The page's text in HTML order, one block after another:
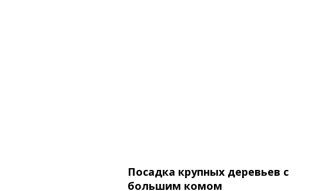
Посадка крупных деревьев с
большим комом